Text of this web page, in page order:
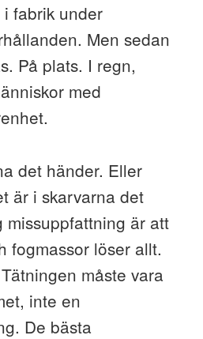
fabrik under
Men sedan
På plats. I regn,
med
det händer. Eller
är i skarvarna det
missuppfattning är att
fogmassor löser allt.
måste vara
inte en
De bästa